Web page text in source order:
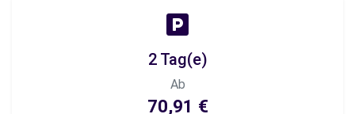
2 Tag(e)
Ab
70,91 €